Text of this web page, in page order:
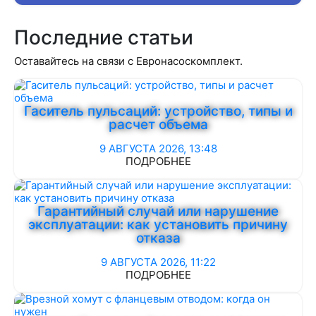
Последние статьи
Оставайтесь на связи с Евронасоскомплект.
Гаситель пульсаций: устройство, типы и
расчет объема
9 АВГУСТА 2026, 13:48
ПОДРОБНЕЕ
Гарантийный случай или нарушение
эксплуатации: как установить причину
отказа
9 АВГУСТА 2026, 11:22
ПОДРОБНЕЕ